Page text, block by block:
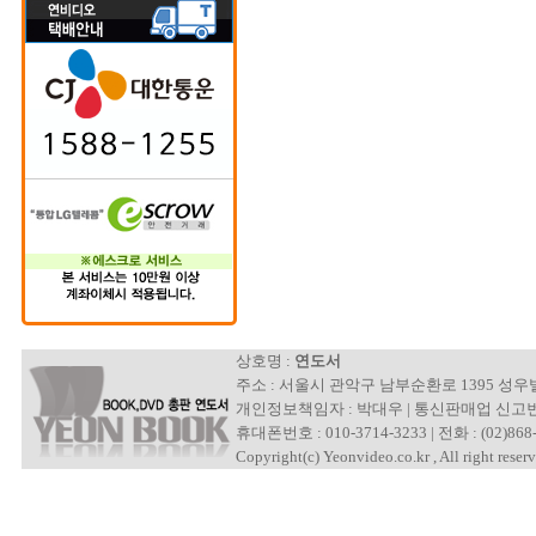
상호명 : 연도서
주소 : 서울시 관악구 남부순환로 1395 성우
개인정보책임자 : 박대우 | 통신판매업 신고
휴대폰번호 : 010-3714-3233 | 전화 :
Copyright(c) Yeonvideo.co.kr , All right